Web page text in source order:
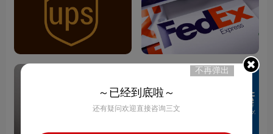
不再弹出
～已经到底啦～
还有疑问欢迎直接咨询三文